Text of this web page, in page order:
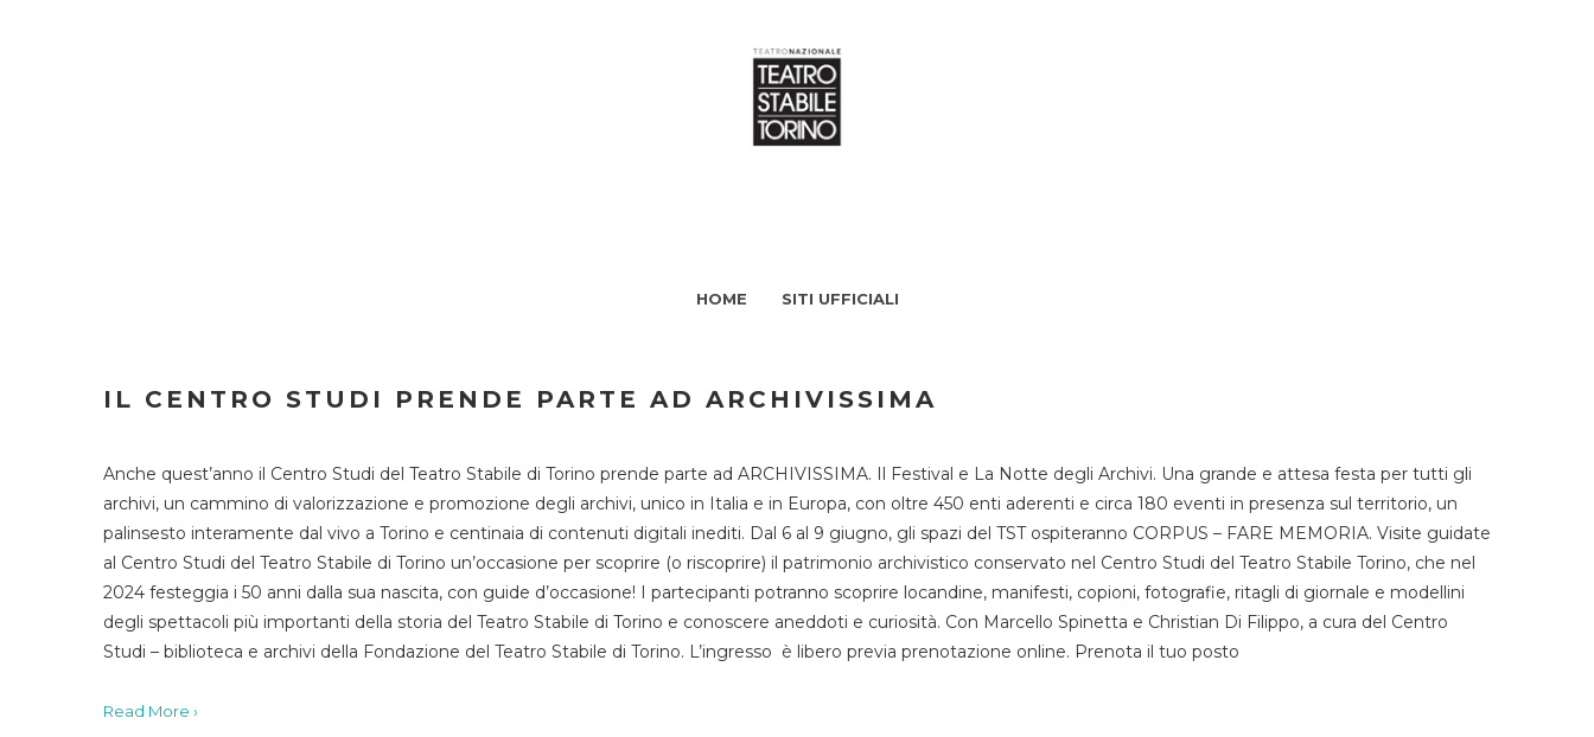
HOME SITI UFFICIALI
IL CENTRO STUDI PRENDE PARTE AD ARCHIVISSIMA
Anche quest’anno il Centro Studi del Teatro Stabile di Torino prende parte ad ARCHIVISSIMA. Il Festival e La Notte degli Archivi. Una grande e attesa festa per tutti gli
archivi, un cammino di valorizzazione e promozione degli archivi, unico in Italia e in Europa, con oltre 450 enti aderenti e circa 180 eventi in presenza sul territorio, un
palinsesto interamente dal vivo a Torino e centinaia di contenuti digitali inediti. Dal 6 al 9 giugno, gli spazi del TST ospiteranno CORPUS – FARE MEMORIA. Visite guidate
al Centro Studi del Teatro Stabile di Torino un’occasione per scoprire (o riscoprire) il patrimonio archivistico conservato nel Centro Studi del Teatro Stabile Torino, che nel
2024 festeggia i 50 anni dalla sua nascita, con guide d’occasione! I partecipanti potranno scoprire locandine, manifesti, copioni, fotografie, ritagli di giornale e modellini
degli spettacoli più importanti della storia del Teatro Stabile di Torino e conoscere aneddoti e curiosità. Con Marcello Spinetta e Christian Di Filippo, a cura del Centro
Studi – biblioteca e archivi della Fondazione del Teatro Stabile di Torino. L’ingresso è libero previa prenotazione online. Prenota il tuo posto
Read More ›